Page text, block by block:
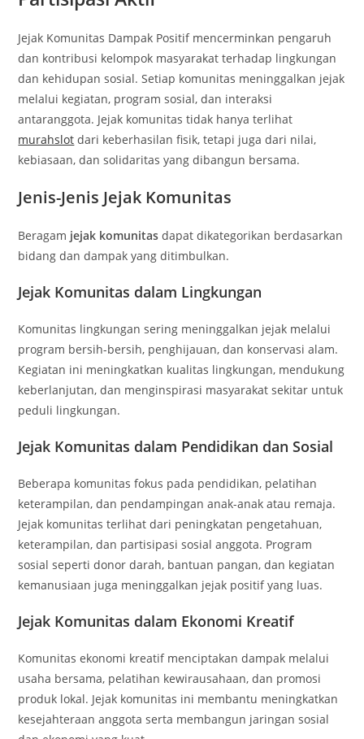
Jejak Komunitas Dampak Positif mencerminkan pengaruh
dan kontribusi kelompok masyarakat terhadap lingkungan
dan kehidupan sosial. Setiap komunitas meninggalkan jejak
melalui kegiatan, program sosial, dan interaksi
antaranggota. Jejak komunitas tidak hanya terlihat
murahslot dari keberhasilan fisik, tetapi juga dari nilai,
kebiasaan, dan solidaritas yang dibangun bersama.
Jenis-Jenis Jejak Komunitas
Beragam jejak komunitas dapat dikategorikan berdasarkan
bidang dan dampak yang ditimbulkan.
Jejak Komunitas dalam Lingkungan
Komunitas lingkungan sering meninggalkan jejak melalui
program bersih-bersih, penghijauan, dan konservasi alam.
Kegiatan ini meningkatkan kualitas lingkungan, mendukung
keberlanjutan, dan menginspirasi masyarakat sekitar untuk
peduli lingkungan.
Jejak Komunitas dalam Pendidikan dan Sosial
Beberapa komunitas fokus pada pendidikan, pelatihan
keterampilan, dan pendampingan anak-anak atau remaja.
Jejak komunitas terlihat dari peningkatan pengetahuan,
keterampilan, dan partisipasi sosial anggota. Program
sosial seperti donor darah, bantuan pangan, dan kegiatan
kemanusiaan juga meninggalkan jejak positif yang luas.
Jejak Komunitas dalam Ekonomi Kreatif
Komunitas ekonomi kreatif menciptakan dampak melalui
usaha bersama, pelatihan kewirausahaan, dan promosi
produk lokal. Jejak komunitas ini membantu meningkatkan
kesejahteraan anggota serta membangun jaringan sosial